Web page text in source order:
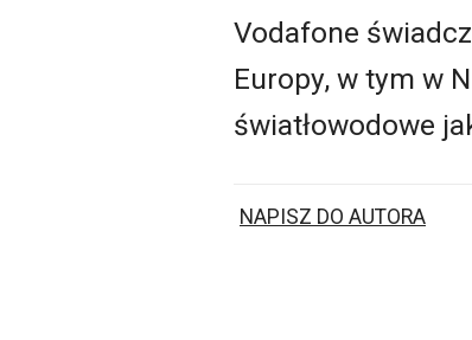
Vodafone
Europy, w tym w
światłowodowe
NAPISZ DO AUTORA